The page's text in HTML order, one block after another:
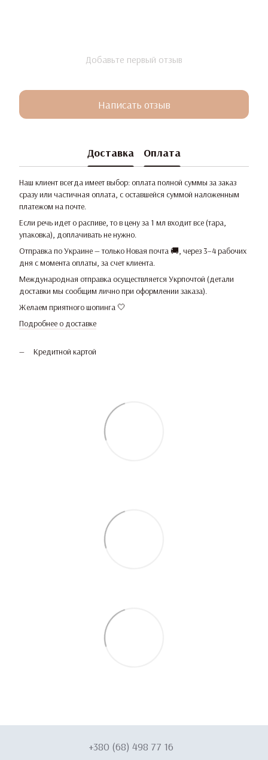
Добавьте первый отзыв
Написать отзыв
Доставка Оплата
Наш клиент всегда имеет выбор: оплата полной суммы за заказ
сразу или частичная оплата, с оставшейся суммой наложенным
платежом на почте.
Если речь идет о распиве, то в цену за 1 мл входит все (тара,
упаковка), доплачивать не нужно.
Отправка по Украине — только Новая почта 🚚, через 3–4 рабочих
дня с момента оплаты, за счет клиента.
Международная отправка осуществляется Укрпочтой (детали
доставки мы сообщим лично при оформлении заказа).
Желаем приятного шопинга 🤍
Подробнее о доставке
Кредитной картой
+380 (68) 498 77 16